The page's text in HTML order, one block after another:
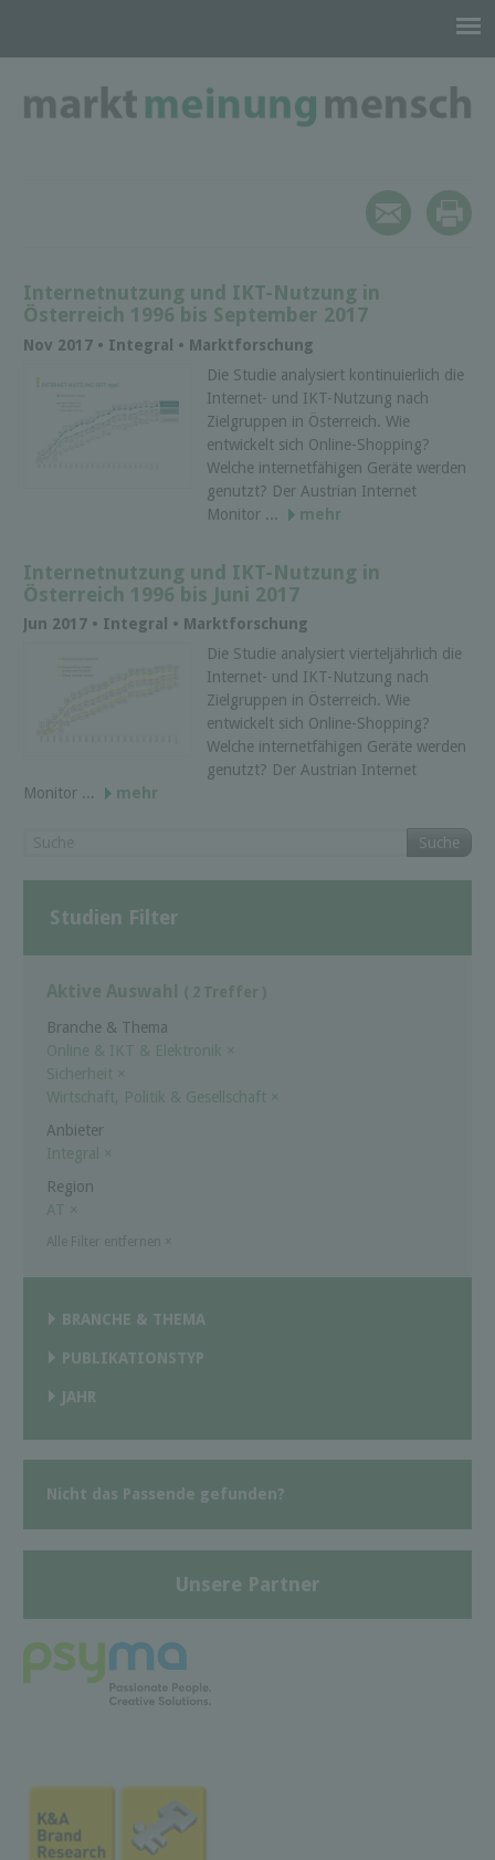
Internetnutzung und IKT-Nutzung in
Österreich 1996 bis September 2017
Nov 2017 • Integral • Marktforschung
Die Studie analysiert kontinuierlich die
Internet- und IKT-Nutzung nach
Zielgruppen in Österreich. Wie
entwickelt sich Online-Shopping?
Welche internetfähigen Geräte werden
genutzt? Der Austrian Internet
Monitor ...
mehr
Internetnutzung und IKT-Nutzung in
Österreich 1996 bis Juni 2017
Jun 2017 • Integral • Marktforschung
Die Studie analysiert vierteljährlich die
Internet- und IKT-Nutzung nach
Zielgruppen in Österreich. Wie
entwickelt sich Online-Shopping?
Welche internetfähigen Geräte werden
genutzt? Der Austrian Internet
Monitor ...
mehr
Suche
Studien Filter
Aktive Auswahl ( 2 Treffer )
Branche & Thema
Online & IKT & Elektronik ×
Sicherheit ×
Wirtschaft, Politik & Gesellschaft ×
Anbieter
Integral
×
Region
AT ×
BRANCHE & THEMA
PUBLIKATIONSTYP
JAHR
Nicht das Passende gefunden?
Unsere Partner